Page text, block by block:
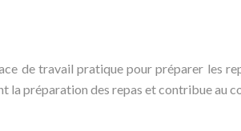
de travail pratique pour préparer les
la préparation des repas et contribue au